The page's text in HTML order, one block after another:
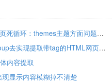
【未解决】修复WordPress登录页死循环：themes主题方面问题
【已解决】Python的BeautifulSoup去实现提取带tag的HTML网页主体内容
内容提取
现显示内容模糊掉不清楚